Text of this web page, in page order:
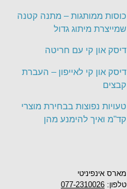
מארס אינפיניטי
טלפון: 077-2310026
כוסות ממותגות – מתנה קטנה
שמייצרת מיתוג גדול
דיסק און קי עם חריטה
דיסק און קי לאייפון – העברת
קבצים
טעויות נפוצות בבחירת מוצרי
קד"מ ואיך להימנע מהן